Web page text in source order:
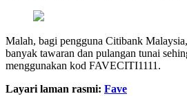
Malah, bagi pengguna Citibank
banyak tawaran dan pulangan tunai
menggunakan kod FAVECITI1111.
Layari laman rasmi: Fave